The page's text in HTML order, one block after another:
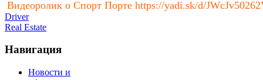
Видеоролик о Спорт Порте https://yadi.sk/d/
Driver
Real Estate
Навигация
Новости и